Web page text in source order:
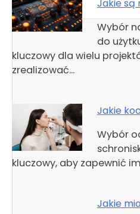
Jakie są
Wybór
do
kluczowy dla wielu
zrealizować…
Jakie
Wybór
kluczowy, aby zapewnić
Jakie